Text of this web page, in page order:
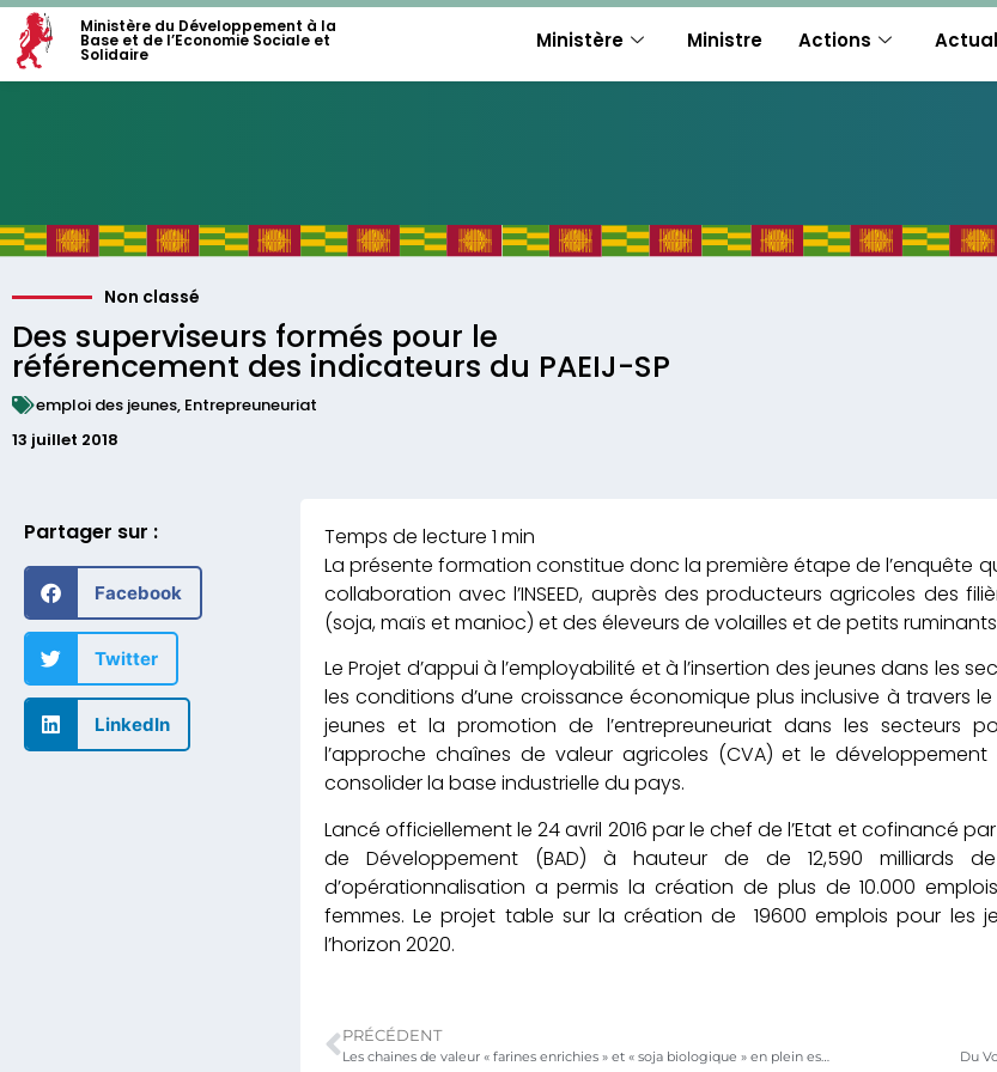
Ministère du Développement à la
Base et de l’Economie Sociale et
Solidaire
Ministère Ministre Actions
Non classé
Des superviseurs formés pour le
référencement des indicateurs du PAEIJ-SP
emploi des jeunes, Entrepreuneuriat
13 juillet 2018
Partager sur :
Facebook
Twitter
LinkedIn
La présente formation constitue donc la première étape de l’enquête
collaboration avec l’INSEED, auprès des producteurs agricoles des
(soja, maïs et manioc) et des éleveurs de volailles et de petits
Le Projet d’appui à l’employabilité et à l’insertion des jeunes dans les
les conditions d’une croissance économique plus inclusive à travers
jeunes et la promotion de l’entrepreuneuriat dans les secteurs
l’approche chaînes de valeur agricoles (CVA) et le
consolider la base industrielle du pays.
Lancé officiellement le 24 avril 2016 par le chef de l’Etat et cofinancé
de Développement (BAD) à hauteur de de 12,590 milliards
d’opérationnalisation a permis la création de plus de 10.000
femmes. Le projet table sur la création de 19600 emplois pour les
l’horizon 2020.
PRÉCÉDENT
Les chaines de valeur « farines enrichies » et « soja biologique » en plein essor grâce au PAEIJ-SP Du